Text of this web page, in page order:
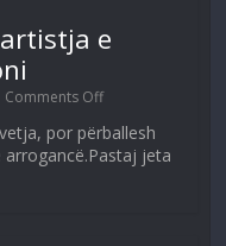
e
Comments Off
por përballesh
jeta